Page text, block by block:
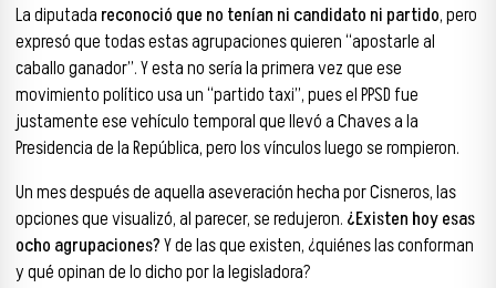
La diputada reconoció que no tenían ni candidato ni partido, pero
expresó que todas estas agrupaciones quieren “apostarle al
caballo ganador”. Y esta no sería la primera vez que ese
movimiento político usa un “partido taxi”, pues el PPSD fue
justamente ese vehículo temporal que llevó a Chaves a la
Presidencia de la República, pero los vínculos luego se rompieron.
Un mes después de aquella aseveración hecha por Cisneros, las
opciones que visualizó, al parecer, se redujeron. ¿Existen hoy esas
ocho agrupaciones?Y de las que existen, ¿quiénes las conforman
y qué opinan de lo dicho por la legisladora?